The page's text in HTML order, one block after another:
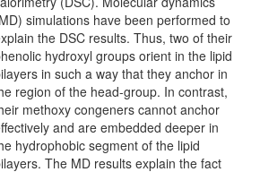
simulations have been performed to
the DSC results. Thus, two of their
hydroxyl groups orient in the lipid
in such a way that they anchor in
region of the head-group. In contrast,
methoxy congeners cannot anchor
and are embedded deeper in
hydrophobic segment of the lipid
The MD results explain the fact